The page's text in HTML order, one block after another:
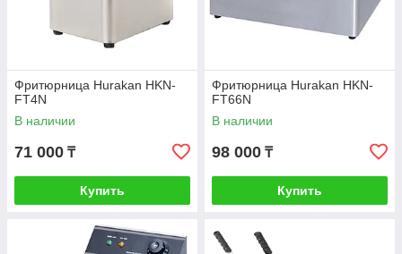
Фритюрница Hurakan HKN-
FT4N
В наличии
71 000 ₸
Купить
Фритюрница Hurakan HKN-
FT66N
В наличии
98 000 ₸
Купить